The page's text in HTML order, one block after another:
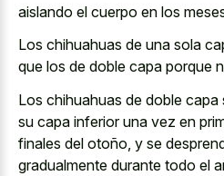
aislando el cuerpo en los
Los chihuahuas de una sola
que los de doble capa porque
Los chihuahuas de doble capa
su capa inferior una vez en
finales del otoño, y se
gradualmente durante todo el